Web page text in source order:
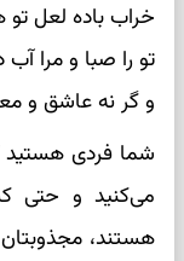
خراب باده لعل تو
تو را صبا و مرا
و گر نه عاشق و
شما فردی هستید
می‌کنید و حتی
هستند،